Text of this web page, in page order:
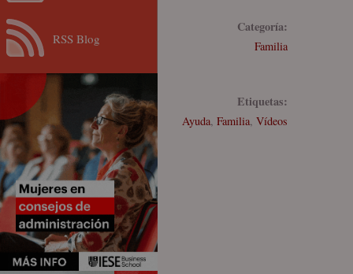
Categoría:
Familia
Etiquetas:
Ayuda, Familia, Vídeos
RSS Blog